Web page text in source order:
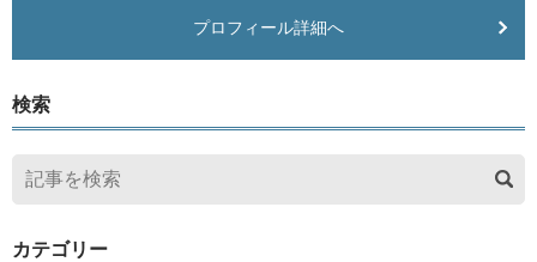
プロフィール詳細へ
検索
カテゴリー